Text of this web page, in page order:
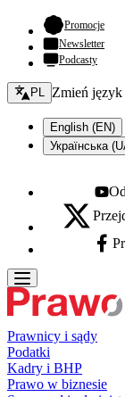
Promocje-
Newsletter
Podcasty
Zmień język -
PL Zmień język
English (EN)
Українська
X - otwiera
Prawnicy i sądy
Podatki
Kadry i BHP
Prawo w biznesie